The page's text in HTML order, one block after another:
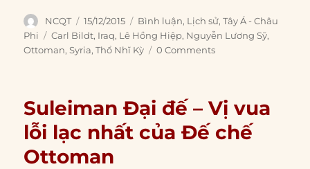
Author
NCQT
Posted
on
15/12/2015 Categories
Bình luận, Lịch sử,Tây Á - Châu
Phi
Tags
Carl Bildt, Iraq, Lê Hồng Hiệp, Nguyễn Lương Sỹ,
Ottoman,Syria,Thổ Nhĩ Kỳ 0 Comments
Suleiman Đại đế – Vị vua
lỗi lạc nhất của Đế chế
Ottoman